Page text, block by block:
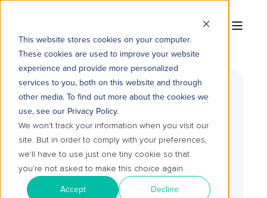
This website stores cookies on your computer.
These cookies are used to improve your website
experience and provide more personalized
services to you, both on this website and through
other media. To find out more about the cookies we
use, see our Privacy Policy.
We won't track your information when you visit our
site. But in order to comply with your preferences,
we'll have to use just one tiny cookie so that
you're not asked to make this choice again.
Accept Decline
Evolução contínua e
estruturadapara operações
eficientes e escaláveis
Direcionamos a evolução da
plataforma alinhada aos seus processos
e com foco em valor e usabilidade